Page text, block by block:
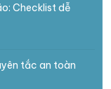
Checklist dễ
tắc an toàn